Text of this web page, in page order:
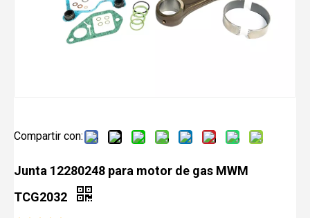
Compartir con:
Junta 12280248 para motor de gas MWM
TCG2032